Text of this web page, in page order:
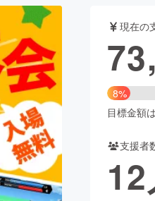
舞台・パフォーマンス
フード・飲食店
アニメ・漫画
ビューティー・ヘルスケ
現在の
8%
目標金額
支援者
12